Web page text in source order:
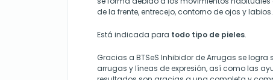
de la frente, entrecejo, contorno de ojos y
Está indicada para todo tipo de pieles.
Gracias a BTSeS Inhibidor de Arrugas se
arrugas y líneas de expresión, así como las